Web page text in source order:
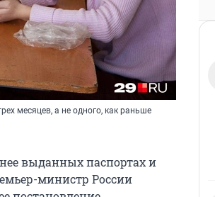
месяцев, а не одного, как раньше
выданных паспортах и
министр России